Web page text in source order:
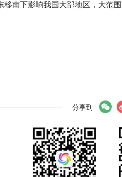
移南下影响我国大部地区，大范
分享到